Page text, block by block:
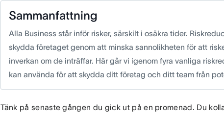
Sammanfattning
Alla Business står inför risker, särskilt i osäkra tider.
skydda företaget genom att minska sannolikheten för att
inverkan om de inträffar. Här går vi igenom fyra vanliga
kan använda för att skydda ditt företag och ditt team från
Tänk på senaste gången du gick ut på en promenad. Du